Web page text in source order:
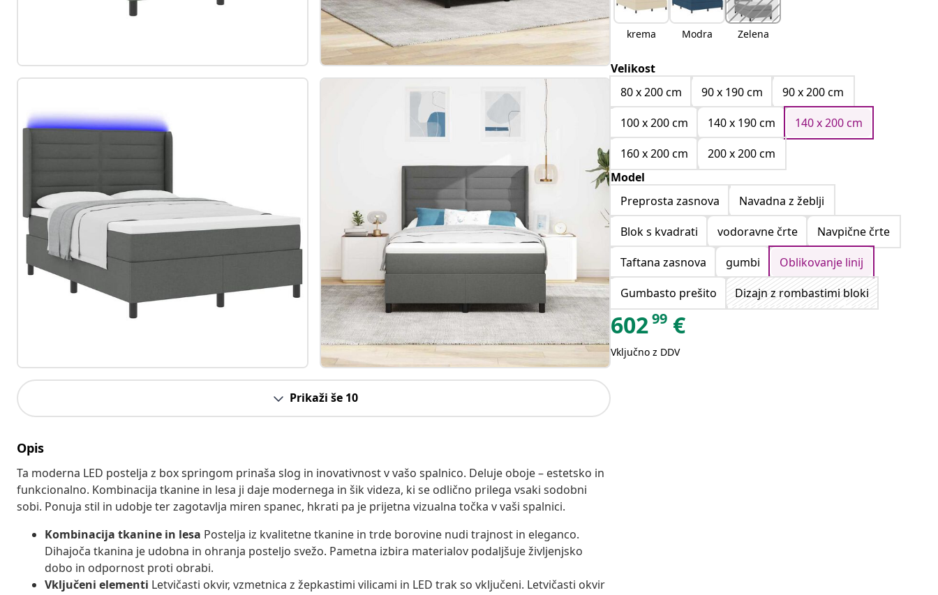
Prikaži še 10
Opis
Ta moderna LED postelja z box springom prinaša slog in inovativnost v vašo spalnico. Deluje oboje – estetsko in
funkcionalno. Kombinacija tkanine in lesa ji daje modernega in šik videza, ki se odlično prilega vsaki sodobni
sobi. Ponuja stil in udobje ter zagotavlja miren spanec, hkrati pa je prijetna vizualna točka v vaši spalnici.
Kombinacija tkanine in lesa Postelja iz kvalitetne tkanine in trde borovine nudi trajnost in eleganco.
Dihajoča tkanina je udobna in ohranja posteljo svežo. Pametna izbira materialov podaljšuje življenjsko
dobo in odpornost proti obrabi.
Vključeni elementi Letvičasti okvir, vzmetnica z žepkastimi vilicami in LED trak so vključeni. Letvičasti okvir
krema Modra Zelena
Velikost
80 x 200 cm
90 x 190 cm
90 x 200 cm
100 x 200 cm
140 x 190 cm
140 x 200 cm
160 x 200 cm
200 x 200 cm
Model
Preprosta zasnova
Navadna z žeblji
Blok s kvadrati
vodoravne črte
Navpične črte
Taftana zasnova
gumbi
Oblikovanje linij
Gumbasto prešito
Dizajn z rombastimi bloki
60299 €
Vključno z DDV